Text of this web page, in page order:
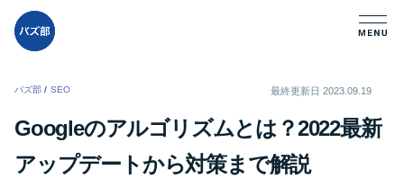
バズ部 / SEO 最終更新日 2023.09.19
Googleのアルゴリズムとは？2022最新
アップデートから対策まで解説